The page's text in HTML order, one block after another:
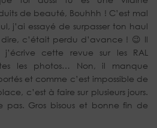
de beauté, Bouhhh ! C’est mal
j’ai essayé de surpasser ton haul
c’était perdu d’avance ! 😉 Il
cette revue sur les RAL
les photos… Non, il manque
et comme c’est impossible de
c’est à faire sur plusieurs jours.
pas. Gros bisous et bonne fin de